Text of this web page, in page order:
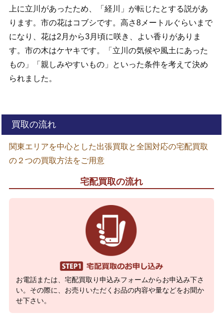
上に立川があったため、「経川」が転じたとする説があ
ります。市の花はコブシです。高さ8メートルぐらいまで
になり、花は2月から3月頃に咲き、よい香りがありま
す。市の木はケヤキです。「立川の気候や風土にあった
もの」「親しみやすいもの」といった条件を考えて決め
られました。
買取の流れ
関東エリアを中心とした出張買取と全国対応の宅配買取
の２つの買取方法をご用意
宅配買取の流れ
お電話または、宅配買取り申込みフォームからお申込み下さ
い。その際に、お売りいただくお品の内容や量などをお聞か
せ下さい。